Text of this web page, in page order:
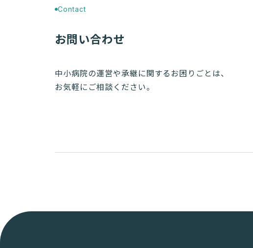
Contact
お問い合わせ
中小病院の運営や承継に関するお困りごとは、
お気軽にご相談ください。